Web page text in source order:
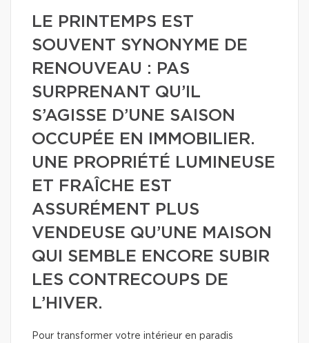
LE PRINTEMPS EST
SOUVENT SYNONYME DE
RENOUVEAU : PAS
SURPRENANT QU’IL
S’AGISSE D’UNE SAISON
OCCUPÉE EN IMMOBILIER.
UNE PROPRIÉTÉ LUMINEUSE
ET FRAÎCHE EST
ASSURÉMENT PLUS
VENDEUSE QU’UNE MAISON
QUI SEMBLE ENCORE SUBIR
LES CONTRECOUPS DE
L’HIVER.
Pour transformer votre intérieur en paradis